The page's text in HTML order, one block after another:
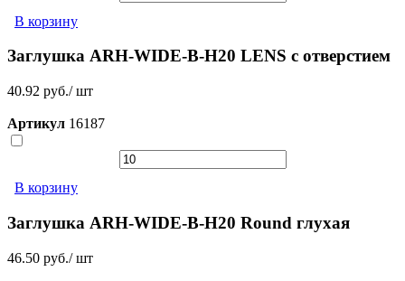
В корзину
Заглушка ARH-WIDE-B-H20 LENS с отверстием
40.92 руб./ шт
Артикул 16187
В корзину
Заглушка ARH-WIDE-B-H20 Round глухая
46.50 руб./ шт